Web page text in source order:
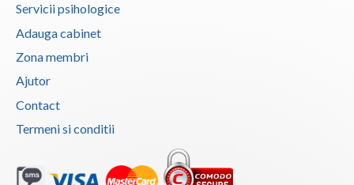
Servicii psihologice
Adauga cabinet
Zona membri
Ajutor
Contact
Termeni si conditii